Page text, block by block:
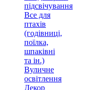
підсвічування
Все для
птахів
(годівниці,
поїлка,
шпаківні
та ін.)
Вуличне
освітлення
Декор